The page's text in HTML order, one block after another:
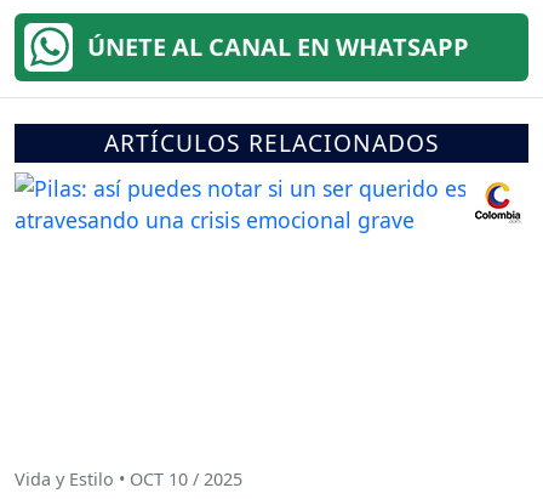
ÚNETE AL CANAL EN WHATSAPP
ARTÍCULOS RELACIONADOS
Vida y Estilo • OCT 10 / 2025